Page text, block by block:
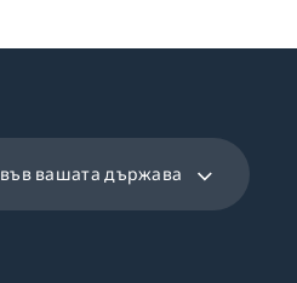
вашата държава